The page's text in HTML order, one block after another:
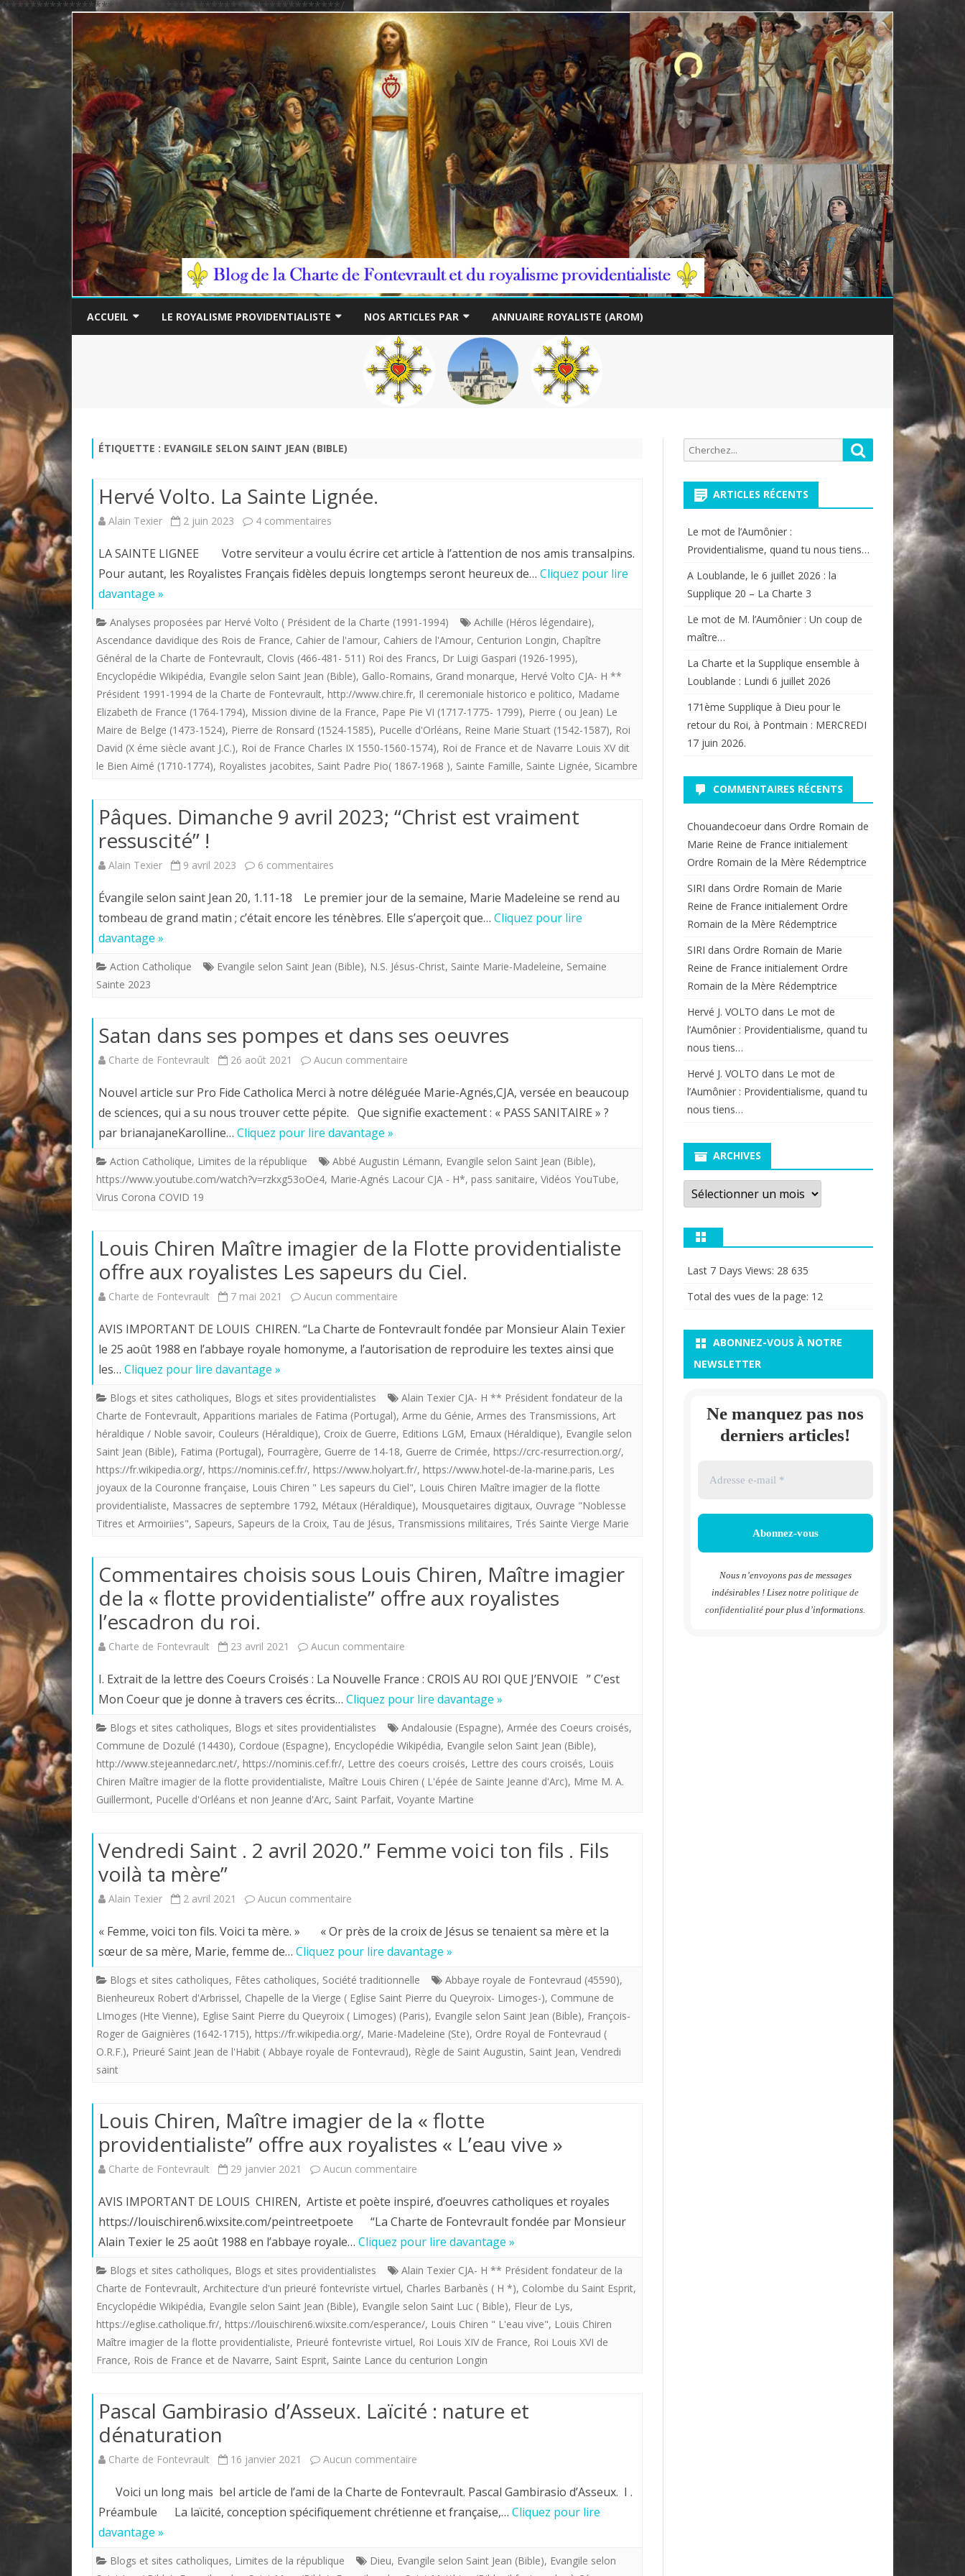
/****************************************************/
to
ACCUEIL LE ROYALISME PROVIDENTIALISTE NOS ARTICLES PAR
THÉME
AUTEUR
ANNUAIRE ROYALISTE (AROM)
ÉTIQUETTE : EVANGILE SELON SAINT JEAN (BIBLE)
Hervé Volto. La Sainte Lignée.
Alain Texier 2 juin 2023 4 commentaires
Volto.
Sainte
Lignée.
LA SAINTE LIGNEE Votre serviteur a voulu écrire cet article à l’attention de nos amis transalpins.
Pour autant, les Royalistes Français fidèles depuis longtemps seront heureux de… Cliquez pour lire
davantage »
Analyses proposées par Hervé Volto ( Président de la Charte (1991-1994) Achille (Héros légendaire),
Ascendance davidique des Rois de France, Cahier de l'amour, Cahiers de l'Amour, Centurion Longin, Chapître
Général de la Charte de Fontevrault, Clovis (466-481- 511) Roi des Francs, Dr Luigi Gaspari (1926-1995),
Encyclopédie Wikipédia, Evangile selon Saint Jean (Bible), Gallo-Romains, Grand monarque, Hervé Volto CJA- H **
Président 1991-1994 de la Charte de Fontevrault, http://www.chire.fr, Il ceremoniale historico e politico, Madame
Elizabeth de France (1764-1794), Mission divine de la France, Pape Pie VI (1717-1775- 1799), Pierre ( ou Jean) Le
Maire de Belge (1473-1524), Pierre de Ronsard (1524-1585), Pucelle d'Orléans, Reine Marie Stuart (1542-1587), Roi
David (X éme siècle avant J.C.), Roi de France Charles IX 1550-1560-1574), Roi de France et de Navarre Louis XV dit
le Bien Aimé (1710-1774), Royalistes jacobites, Saint Padre Pio( 1867-1968 ), Sainte Famille, Sainte Lignée, Sicambre
Pâques. Dimanche 9 avril 2023; “Christ est vraiment
ressuscité” !
Alain Texier 9 avril 2023 6 commentaires
Dimanche
avril
est
vraiment
ressuscité”
!
Évangile selon saint Jean 20, 1.11-18 Le premier jour de la semaine, Marie Madeleine se rend au
tombeau de grand matin ; c’était encore les ténèbres. Elle s’aperçoit que… Cliquez pour lire
davantage »
Action Catholique Evangile selon Saint Jean (Bible), N.S. Jésus-Christ, Sainte Marie-Madeleine, Semaine
Sainte 2023
Satan dans ses pompes et dans ses oeuvres
Charte de Fontevrault 26 août 2021 Aucun commentaire
dans
pompes
et
oeuvres
Nouvel article sur Pro Fide Catholica Merci à notre déléguée Marie-Agnés,CJA, versée en beaucoup
de sciences, qui a su nous trouver cette pépite. Que signifie exactement : « PASS SANITAIRE » ?
par brianajaneKarolline… Cliquez pour lire davantage »
Action Catholique, Limites de la république Abbé Augustin Lémann, Evangile selon Saint Jean (Bible),
https://www.youtube.com/watch?v=rzkxg53oOe4, Marie-Agnés Lacour CJA - H*, pass sanitaire, Vidéos YouTube,
Virus Corona COVID 19
Louis Chiren Maître imagier de la Flotte providentialiste
offre aux royalistes Les sapeurs du Ciel.
Charte de Fontevrault 7 mai 2021 Aucun commentaire
Chiren
imagier
de
la
Flotte
providentialiste
offre
royalistes
Les
du
AVIS IMPORTANT DE LOUIS CHIREN. “La Charte de Fontevrault fondée par Monsieur Alain Texier
le 25 août 1988 en l’abbaye royale homonyme, a l’autorisation de reproduire les textes ainsi que
les… Cliquez pour lire davantage »
Blogs et sites catholiques, Blogs et sites providentialistes
Alain Texier CJA- H ** Président fondateur de la
Charte de Fontevrault, Apparitions mariales de Fatima (Portugal), Arme du Génie, Armes des Transmissions, Art
héraldique / Noble savoir, Couleurs (Héraldique), Croix de Guerre, Editions LGM, Emaux (Héraldique), Evangile selon
Saint Jean (Bible), Fatima (Portugal), Fourragère, Guerre de 14-18, Guerre de Crimée, https://crc-resurrection.org/,
https://fr.wikipedia.org/, https://nominis.cef.fr/, https://www.holyart.fr/, https://www.hotel-de-la-marine.paris, Les
joyaux de la Couronne française, Louis Chiren " Les sapeurs du Ciel", Louis Chiren Maître imagier de la flotte
providentialiste, Massacres de septembre 1792, Métaux (Héraldique), Mousquetaires digitaux, Ouvrage "Noblesse
Titres et Armoiriies", Sapeurs, Sapeurs de la Croix, Tau de Jésus, Transmissions militaires, Trés Sainte Vierge Marie
Commentaires choisis sous Louis Chiren, Maître imagier
de la « flotte providentialiste” offre aux royalistes
l’escadron du roi.
Charte de Fontevrault 23 avril 2021 Aucun commentaire
choisis
sous
Louis
Chiren,
Maître
de
providentialiste”
aux
royalistes
l’escadron
I. Extrait de la lettre des Coeurs Croisés : La Nouvelle France : CROIS AU ROI QUE J’ENVOIE ” C’est
Mon Coeur que je donne à travers ces écrits… Cliquez pour lire davantage »
Blogs et sites catholiques, Blogs et sites providentialistes Andalousie (Espagne), Armée des Coeurs croisés,
Commune de Dozulé (14430), Cordoue (Espagne), Encyclopédie Wikipédia, Evangile selon Saint Jean (Bible),
http://www.stejeannedarc.net/, https://nominis.cef.fr/, Lettre des coeurs croisés, Lettre des cours croisés, Louis
Chiren Maître imagier de la flotte providentialiste, Maître Louis Chiren ( L'épée de Sainte Jeanne d'Arc), Mme M. A.
Guillermont, Pucelle d'Orléans et non Jeanne d'Arc, Saint Parfait, Voyante Martine
Vendredi Saint . 2 avril 2020.” Femme voici ton fils . Fils
voilà ta mère”
Alain Texier 2 avril 2021 Aucun commentaire
Saint
2
avril
2020.”
ton
fils
Fils
voilà
ta
mère”
« Femme, voici ton fils. Voici ta mère. » « Or près de la croix de Jésus se tenaient sa mère et la
sœur de sa mère, Marie, femme de… Cliquez pour lire davantage »
Blogs et sites catholiques, Fêtes catholiques, Société traditionnelle Abbaye royale de Fontevraud (45590),
Bienheureux Robert d'Arbrissel, Chapelle de la Vierge ( Eglise Saint Pierre du Queyroix- Limoges-), Commune de
LImoges (Hte Vienne), Eglise Saint Pierre du Queyroix ( Limoges) (Paris), Evangile selon Saint Jean (Bible), François-
Roger de Gaignières (1642-1715), https://fr.wikipedia.org/, Marie-Madeleine (Ste), Ordre Royal de Fontevraud (
O.R.F.), Prieuré Saint Jean de l'Habit ( Abbaye royale de Fontevraud), Règle de Saint Augustin, Saint Jean, Vendredi
saint
Louis Chiren, Maître imagier de la « flotte
providentialiste” offre aux royalistes « L’eau vive »
Charte de Fontevrault 29 janvier 2021 Aucun commentaire
Chiren,
Maître
imagier
de
la
«
offre
«
L’eau
»
AVIS IMPORTANT DE LOUIS CHIREN, Artiste et poète inspiré, d’oeuvres catholiques et royales
https://louischiren6.wixsite.com/peintreetpoete “La Charte de Fontevrault fondée par Monsieur
Alain Texier le 25 août 1988 en l’abbaye royale… Cliquez pour lire davantage »
Blogs et sites catholiques, Blogs et sites providentialistes
Alain Texier CJA- H ** Président fondateur de la
Charte de Fontevrault, Architecture d'un prieuré fontevriste virtuel, Charles Barbanès ( H *), Colombe du Saint Esprit,
Encyclopédie Wikipédia, Evangile selon Saint Jean (Bible), Evangile selon Saint Luc ( Bible), Fleur de Lys,
https://eglise.catholique.fr/, https://louischiren6.wixsite.com/esperance/, Louis Chiren " L'eau vive", Louis Chiren
Maître imagier de la flotte providentialiste, Prieuré fontevriste virtuel, Roi Louis XIV de France, Roi Louis XVI de
France, Rois de France et de Navarre, Saint Esprit, Sainte Lance du centurion Longin
Pascal Gambirasio d’Asseux. Laïcité : nature et
dénaturation
Charte de Fontevrault 16 janvier 2021 Aucun commentaire
Gambirasio
Laïcité
Voici un long mais bel article de l’ami de la Charte de Fontevrault. Pascal Gambirasio d’Asseux. I .
Préambule La laïcité, conception spécifiquement chrétienne et française,… Cliquez pour lire
davantage »
Blogs et sites catholiques, Limites de la république Dieu, Evangile selon Saint Jean (Bible), Evangile selon
Recherche
pour:
Rechercher
ARTICLES RÉCENTS
Le mot de l’Aumônier :
Providentialisme, quand tu nous tiens…
A Loublande, le 6 juillet 2026 : la
Supplique 20 – La Charte 3
Le mot de M. l’Aumônier : Un coup de
maître…
La Charte et la Supplique ensemble à
Loublande : Lundi 6 juillet 2026
171ème Supplique à Dieu pour le
retour du Roi, à Pontmain : MERCREDI
17 juin 2026.
COMMENTAIRES RÉCENTS
Chouandecoeurdans Ordre Romain de
Marie Reine de France initialement
Ordre Romain de la Mère Rédemptrice
SIRI dans Ordre Romain de Marie
Reine de France initialement Ordre
Romain de la Mère Rédemptrice
SIRI dans Ordre Romain de Marie
Reine de France initialement Ordre
Romain de la Mère Rédemptrice
Hervé J. VOLTO dans Le mot de
l’Aumônier : Providentialisme, quand tu
nous tiens…
Hervé J. VOLTO dans Le mot de
l’Aumônier : Providentialisme, quand tu
nous tiens…
ARCHIVES
Archives
Last 7 Days Views: 28 635
Total des vues de la page: 12
ABONNEZ-VOUS À NOTRE
NEWSLETTER
Ne manquez pas nos
derniers articles!
Nous n’envoyons pas de messages
indésirables ! Lisez notrepolitique de
confidentialité pour plus d’informations.